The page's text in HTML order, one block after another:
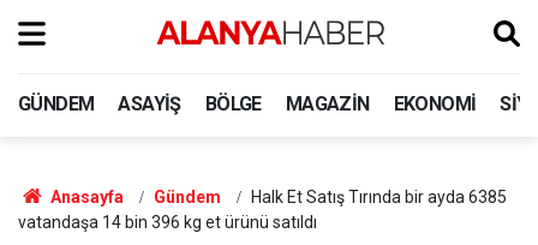
GÜNDEM ASAYIŞ BÖLGE MAGAZIN EKONOMI
Anasayfa Gündem
Halk Et Satış Tırında bir ayda 6385
vatandaşa 14 bin 396 kg et ürünü satıldı